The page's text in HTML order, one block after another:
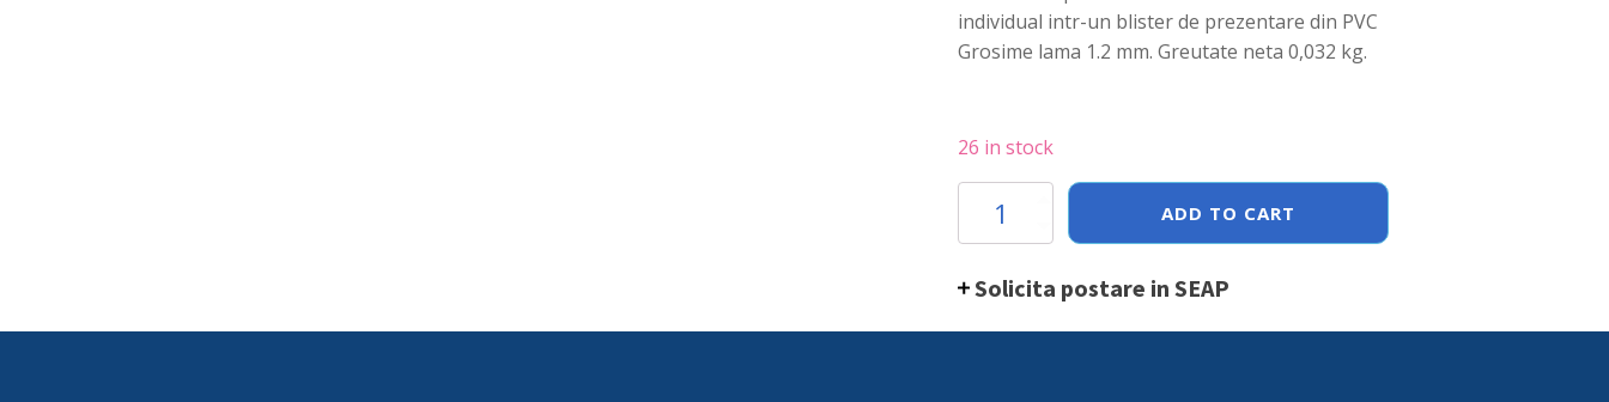
individual intr-un blister de prezentare din PVC
Grosime lama 1.2 mm. Greutate neta 0,032 kg.
26 in stock
universal
model
lungime
ADD TO CART
Solicita postare in SEAP